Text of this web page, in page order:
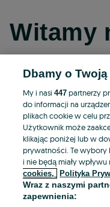
Witamy
Dbamy o
My i nasi447 partnerzy
do informacji na
plikach cookie w celu
Użytkownik może
klikając poniżej lub w
prywatności. Te wybory
i nie będą miały wpływu
cookies,
Polityka
Wraz z naszymi
zapewnienia: